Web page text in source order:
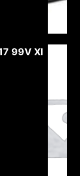
99V Xl